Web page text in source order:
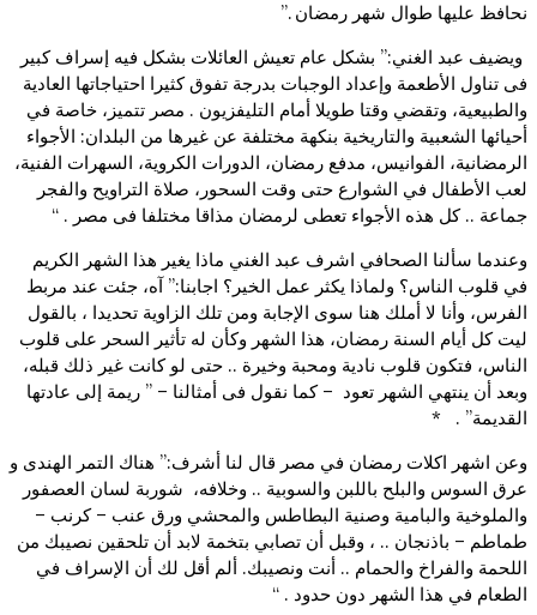
نحافظ عليها طوال شهر رمضان .”
ويضيف عبد الغني:” بشكل عام تعيش العائلات بشكل فيه إسراف كبير
فى تناول الأطعمة وإعداد الوجبات بدرجة تفوق كثيرا احتياجاتها العادية
والطبيعية، وتقضي وقتا طويلا أمام التليفزيون . مصر تتميز، خاصة في
أحيائها الشعبية والتاريخية بنكهة مختلفة عن غيرها من البلدان: الأجواء
الرمضانية، الفوانيس، مدفع رمضان، الدورات الكروية، السهرات الفنية،
لعب الأطفال في الشوارع حتى وقت السحور، صلاة التراويح والفجر
جماعة .. كل هذه الأجواء تعطى لرمضان مذاقا مختلفا فى مصر . “
وعندما سألنا الصحافي اشرف عبد الغني ماذا يغير هذا الشهر الكريم
في قلوب الناس؟ ولماذا يكثر عمل الخير؟ اجابنا:” آه، جئت عند مربط
الفرس، وأنا لا أملك هنا سوى الإجابة ومن تلك الزاوية تحديدا ، بالقول
ليت كل أيام السنة رمضان، هذا الشهر وكأن له تأثير السحر على قلوب
الناس، فتكون قلوب نادية ومحبة وخيرة .. حتى لو كانت غير ذلك قبله،
وبعد أن ينتهي الشهر تعود – كما نقول فى أمثالنا – ” ريمة إلى عادتها
القديمة” . *
وعن اشهر اكلات رمضان في مصر قال لنا أشرف:” هناك التمر الهندى و
عرق السوس والبلح باللبن والسوبية .. وخلافه، شوربة لسان العصفور
والملوخية والبامية وصنية البطاطس والمحشي ورق عنب – كرنب –
طماطم – باذنجان .. ، وقبل أن تصابي بتخمة لابد أن تلحقين نصيبك من
اللحمة والفراخ والحمام .. أنت ونصيبك. ألم أقل لك أن الإسراف في
الطعام في هذا الشهر دون حدود . “